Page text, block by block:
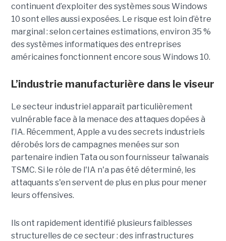
continuent d’exploiter des systèmes sous Windows
10 sont elles aussi exposées. Le risque est loin d’être
marginal : selon certaines estimations, environ 35 %
des systèmes informatiques des entreprises
américaines fonctionnent encore sous Windows 10.
L’industrie manufacturière dans le viseur
Le secteur industriel apparaît particulièrement
vulnérable face à la menace des attaques dopées à
l’IA. Récemment, Apple a vu des secrets industriels
dérobés lors de campagnes menées sur son
partenaire indien Tata ou son fournisseur taïwanais
TSMC. Si le rôle de l'IA n'a pas été déterminé, les
attaquants s'en servent de plus en plus pour mener
leurs offensives.
Ils ont rapidement identifié plusieurs faiblesses
structurelles de ce secteur : des infrastructures